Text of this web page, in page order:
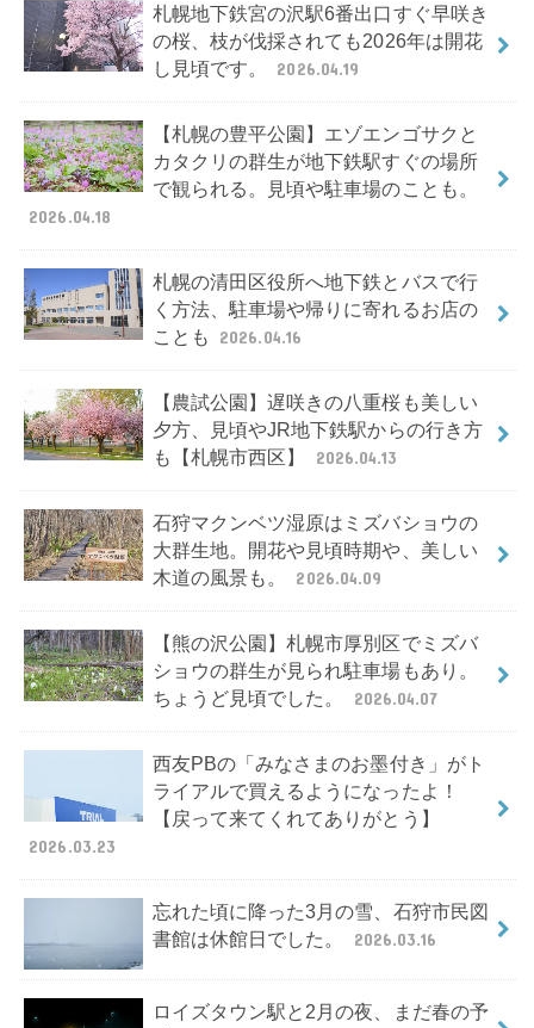
札幌地下鉄宮の沢駅6番出口すぐ早咲き
の桜、枝が伐採されても2026年は開花
し見頃です。
2026.04.19
【札幌の豊平公園】エゾエンゴサクと
カタクリの群生が地下鉄駅すぐの場所
で観られる。見頃や駐車場のことも。
2026.04.18
札幌の清田区役所へ地下鉄とバスで行
く方法、駐車場や帰りに寄れるお店の
ことも
2026.04.16
【農試公園】遅咲きの八重桜も美しい
夕方、見頃やJR地下鉄駅からの行き方
も【札幌市西区】
2026.04.13
石狩マクンベツ湿原はミズバショウの
大群生地。開花や見頃時期や、美しい
木道の風景も。
2026.04.09
【熊の沢公園】札幌市厚別区でミズバ
ショウの群生が見られ駐車場もあり。
ちょうど見頃でした。
2026.04.07
西友PBの「みなさまのお墨付き」がト
ライアルで買えるようになったよ！
【戻って来てくれてありがとう】
2026.03.23
忘れた頃に降った3月の雪、石狩市民図
書館は休館日でした。
2026.03.16
ロイズタウン駅と2月の夜、まだ春の予